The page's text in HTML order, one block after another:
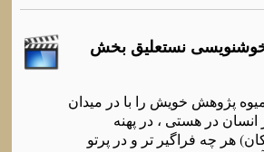
خوشنویسی نستعلیق بخش
پژوهش خویش را با در میدان
در هستی ، در پهنه
هر چه فراگیر تر و در پرتو